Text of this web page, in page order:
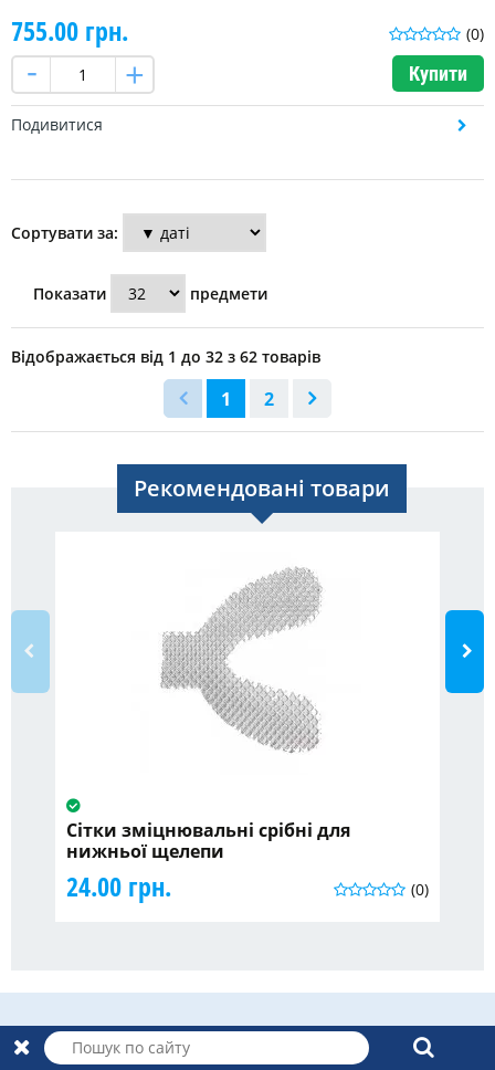
(0)
755.00 грн.
Купити
Подивитися
Сортувати за:
Показати предмети
Відображається від 1 до 32 з 62 товарів
1 2
Рекомендовані товари
Сітки зміцнювальні срібні для
нижньої щелепи
(0)
24.00 грн.
Про компанію